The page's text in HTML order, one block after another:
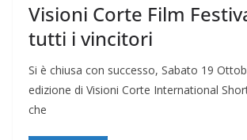
Visioni Corte Film
tutti i vincitori
Si è chiusa con successo, Sabato 19
edizione di Visioni Corte International
che